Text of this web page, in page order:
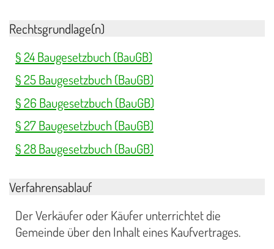
Rechtsgrundlage(n)
§ 24 Baugesetzbuch (BauGB)
§ 25 Baugesetzbuch (BauGB)
§ 26 Baugesetzbuch (BauGB)
§ 27 Baugesetzbuch (BauGB)
§ 28 Baugesetzbuch (BauGB)
Verfahrensablauf
Der Verkäufer oder Käufer unterrichtet die
Gemeinde über den Inhalt eines Kaufvertrages.